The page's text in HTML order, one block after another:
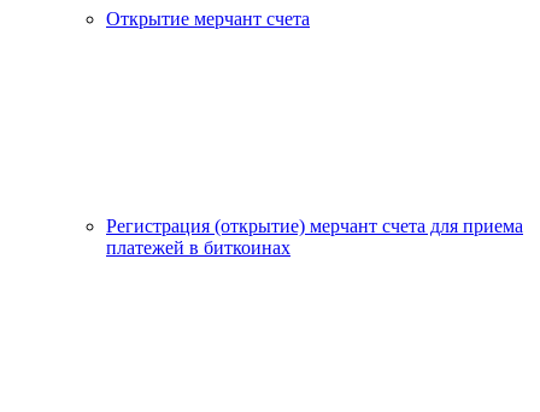
Открытие мерчант счета
Регистрация (открытие) мерчант счета для приема
платежей в биткоинах